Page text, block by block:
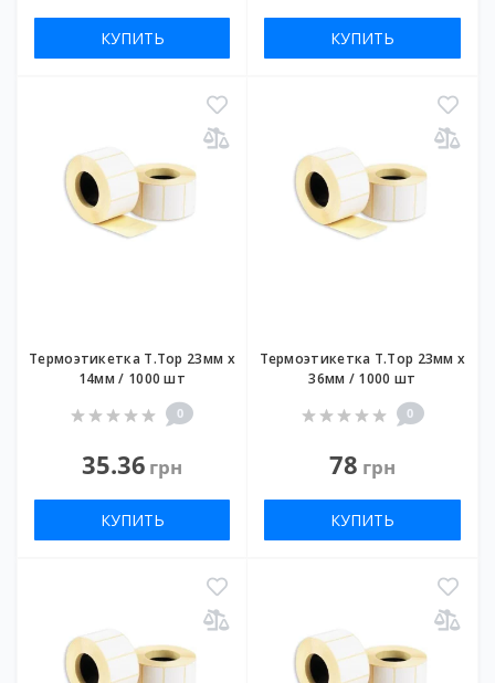
КУПИТЬ КУПИТЬ
Термоэтикетка T.Top 23мм х
14мм / 1000 шт
0
35.36 грн
КУПИТЬ
Термоэтикетка T.Top 23мм х
36мм / 1000 шт
0
78 грн
КУПИТЬ